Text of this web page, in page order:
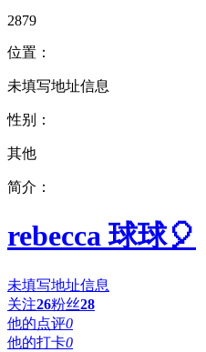
2879
位置：
未填写地址信息
性别：
其他
简介：
rebecca 球球🎈
未填写地址信息
关注26粉丝28
他的点评0
他的打卡0